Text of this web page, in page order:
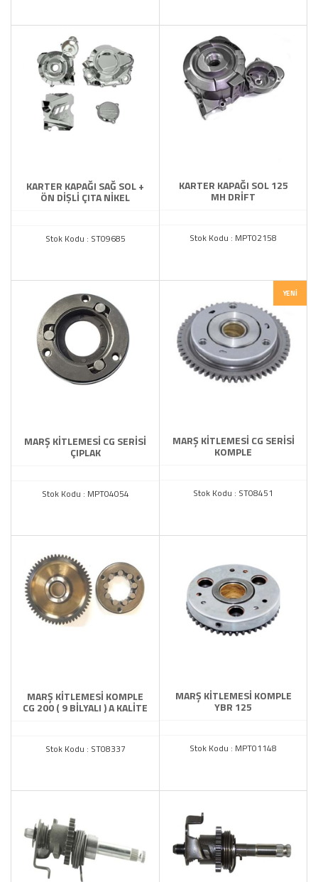
KARTER KAPAĞI SAĞ SOL +
ÖN DİŞLİ ÇITA NİKEL
Stok Kodu : ST09685
KARTER KAPAĞI SOL 125
MH DRİFT
Stok Kodu : MPT02158
MARŞ KİTLEMESİ CG SERİSİ
ÇIPLAK
Stok Kodu : MPT04054
YENI
MARŞ KİTLEMESİ CG SERİSİ
KOMPLE
Stok Kodu : ST08451
MARŞ KİTLEMESİ KOMPLE
CG 200 ( 9 BİLYALI ) A KALİTE
Stok Kodu : ST08337
MARŞ KİTLEMESİ KOMPLE
YBR 125
Stok Kodu : MPT01148